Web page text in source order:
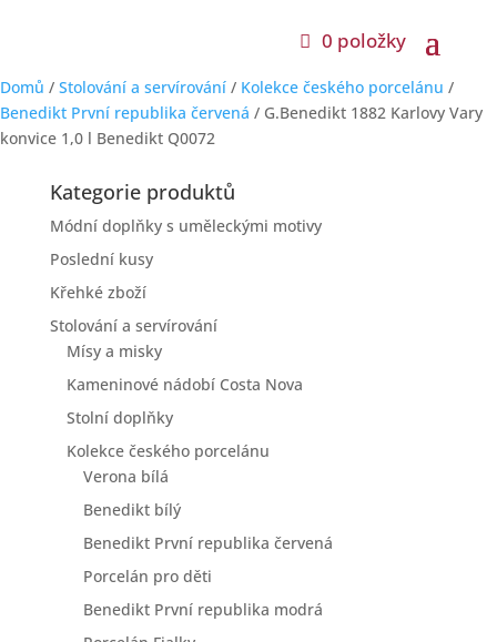
0 položky
Domů / Stolování a servírování / Kolekce českého porcelánu /
Benedikt První republika červená / G.Benedikt 1882 Karlovy Vary
konvice 1,0 l Benedikt Q0072
Kategorie produktů
Módní doplňky s uměleckými motivy
Poslední kusy
Křehké zboží
Stolování a servírování
Mísy a misky
Kameninové nádobí Costa Nova
Stolní doplňky
Kolekce českého porcelánu
Verona bílá
Benedikt bílý
Benedikt První republika červená
Porcelán pro děti
Benedikt První republika modrá